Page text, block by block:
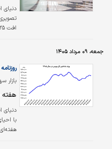
دنیای
شده
جمعه، ۰۹ مرداد ۱۴۰۵
بازار
روزنامه
دنیای